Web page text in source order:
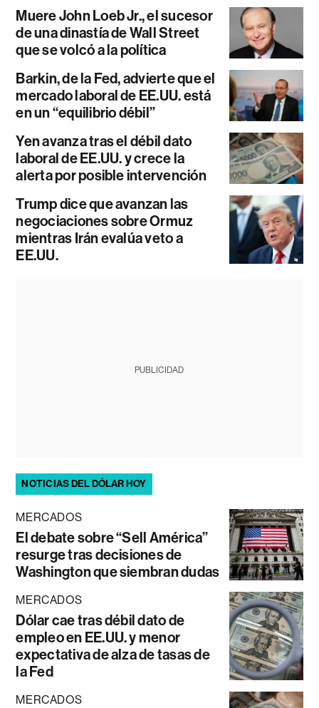
Muere John Loeb Jr., el sucesor
de una dinastía de Wall Street
que se volcó a la política
Barkin, de la Fed, advierte que el
mercado laboral de EE.UU. está
en un “equilibrio débil”
Yen avanza tras el débil dato
laboral de EE.UU. y crece la
alerta por posible intervención
Trump dice que avanzan las
negociaciones sobre Ormuz
mientras Irán evalúa veto a
EE.UU.
PUBLICIDAD
NOTICIAS DEL DÓLAR HOY
MERCADOS
El debate sobre “Sell América”
resurge tras decisiones de
Washington que siembran dudas
MERCADOS
Dólar cae tras débil dato de
empleo en EE.UU. y menor
expectativa de alza de tasas de
la Fed
MERCADOS